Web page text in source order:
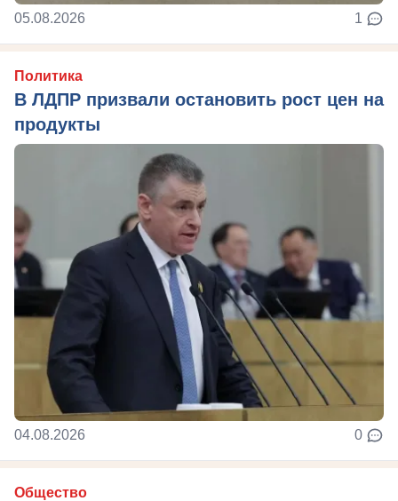
05.08.2026 1
Политика
В ЛДПР призвали остановить рост цен на
продукты
04.08.2026 0
Общество